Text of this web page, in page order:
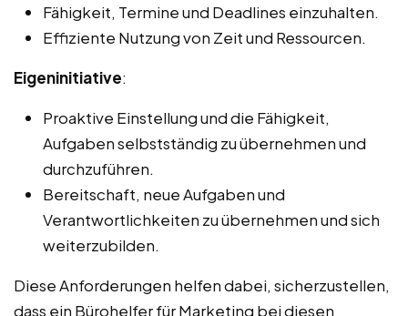
Fähigkeit, Termine und Deadlines einzuhalten.
Effiziente Nutzung von Zeit und Ressourcen.
Eigeninitiative:
Proaktive Einstellung und die Fähigkeit,
Aufgaben selbstständig zu übernehmen und
durchzuführen.
Bereitschaft, neue Aufgaben und
Verantwortlichkeiten zu übernehmen und sich
weiterzubilden.
Diese Anforderungen helfen dabei, sicherzustellen,
dass ein Bürohelfer für Marketing bei diesen